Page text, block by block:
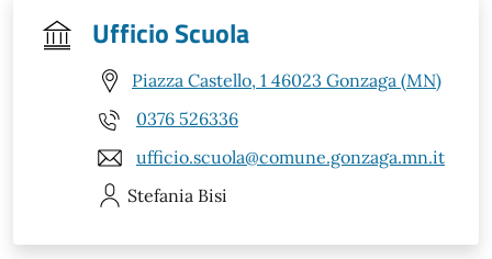
Ufficio Scuola
Piazza Castello, 1 46023 Gonzaga (MN)
0376 526336
ufficio.scuola@comune.gonzaga.mn.it
Stefania Bisi